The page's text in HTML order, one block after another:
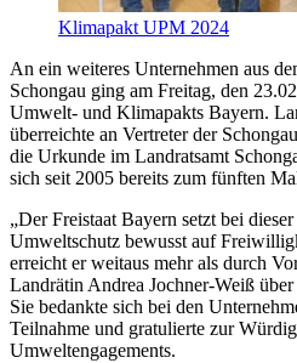
Klimapakt UPM 2024
An ein weiteres Unternehmen aus
Schongau ging am Freitag, den
Umwelt- und Klimapakts Bayern.
überreichte an Vertreter der
die Urkunde im Landratsamt
sich seit 2005 bereits zum fünften
„Der Freistaat Bayern setzt bei
Umweltschutz bewusst auf
erreicht er weitaus mehr als durch
Landrätin Andrea Jochner-Weiß
Sie bedankte sich bei den
Teilnahme und gratulierte zur
Umweltengagements.